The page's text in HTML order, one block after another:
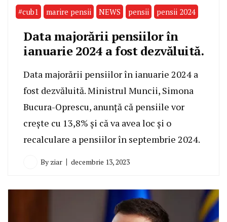
#cub1 marire pensii NEWS pensii pensii 2024
Data majorării pensiilor în
ianuarie 2024 a fost dezvăluită.
Data majorării pensiilor în ianuarie 2024 a
fost dezvăluită. Ministrul Muncii, Simona
Bucura-Oprescu, anunță că pensiile vor
crește cu 13,8% și că va avea loc și o
recalculare a pensiilor în septembrie 2024.
By ziar decembrie 13, 2023